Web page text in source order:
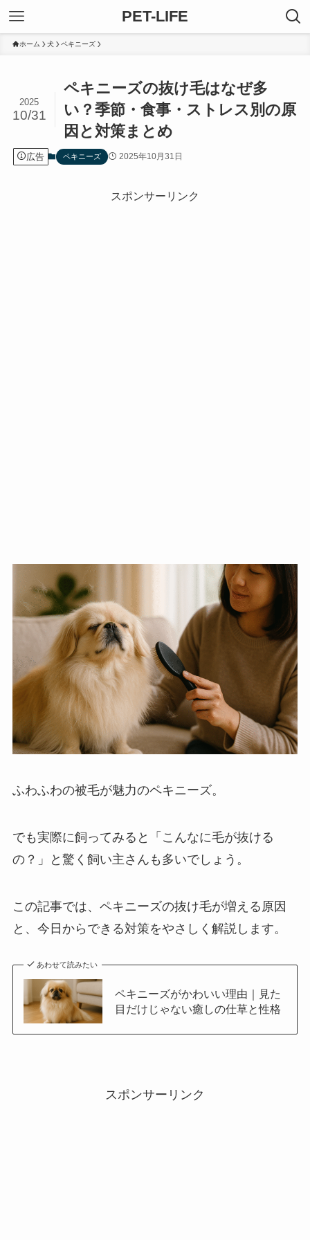
PET-LIFE
ホーム 犬 ペキニーズ
ペキニーズの抜け毛はなぜ多
い？季節・食事・ストレス別の原
因と対策まとめ
2025
10/31
広告 ペキニーズ 2025年10月31日
スポンサーリンク
ふわふわの被毛が魅力のペキニーズ。
でも実際に飼ってみると「こんなに毛が抜ける
の？」と驚く飼い主さんも多いでしょう。
この記事では、ペキニーズの抜け毛が増える原因
と、今日からできる対策をやさしく解説します。
あわせて読みたい
ペキニーズがかわいい理由｜見た
目だけじゃない癒しの仕草と性格
スポンサーリンク